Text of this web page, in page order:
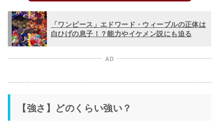
「ワンピース」エドワード・ウィーブルの正体は
白ひげの息子！？能力やイケメン説にも迫る
AD
【強さ】どのくらい強い？